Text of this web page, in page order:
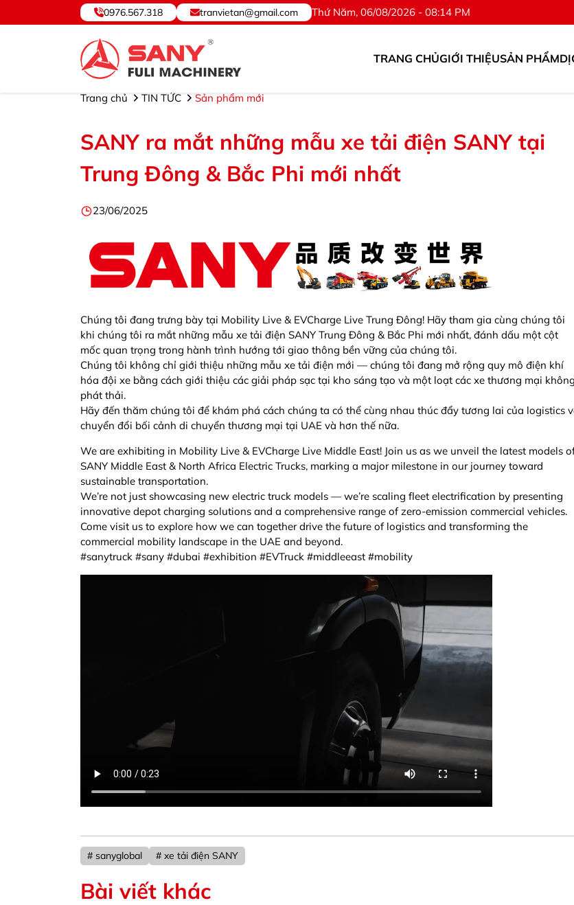
SANY VIỆT NAM ® - Cung cấp, Bảo hành Thiết bị và Phụ tùng. ©Hotline: 0976.567.318
0976.567.318 tranvietan@gmail.com Thứ Năm, 06/08/2026 - 08:14 PM
TRANG CHỦGIỚI THIỆUSẢN PHẨM
Trang chủ TIN TỨC Sản phẩm mới
SANY ra mắt những mẫu xe tải điện SANY tại
Trung Đông & Bắc Phi mới nhất
23/06/2025
Chúng tôi đang trưng bày tại Mobility Live & EVCharge Live Trung Đông! Hãy tham gia cùng chúng tôi
khi chúng tôi ra mắt những mẫu xe tải điện SANY Trung Đông & Bắc Phi mới nhất, đánh dấu một cột
mốc quan trọng trong hành trình hướng tới giao thông bền vững của chúng tôi.
Chúng tôi không chỉ giới thiệu những mẫu xe tải điện mới — chúng tôi đang mở rộng quy mô điện khí
hóa đội xe bằng cách giới thiệu các giải pháp sạc tại kho sáng tạo và một loạt các xe thương mại không
phát thải.
Hãy đến thăm chúng tôi để khám phá cách chúng ta có thể cùng nhau thúc đẩy tương lai của logistics
chuyển đổi bối cảnh di chuyển thương mại tại UAE và hơn thế nữa.
We are exhibiting in Mobility Live & EVCharge Live Middle East! Join us as we unveil the latest models
SANY Middle East & North Africa Electric Trucks, marking a major milestone in our journey toward
sustainable transportation.
We’re not just showcasing new electric truck models — we’re scaling fleet electrification by presenting
innovative depot charging solutions and a comprehensive range of zero-emission commercial vehicles.
Come visit us to explore how we can together drive the future of logistics and transforming the
commercial mobility landscape in the UAE and beyond.
#sanytruck #sany #dubai #exhibition #EVTruck #middleeast #mobility
# sanyglobal # xe tải điện SANY
Bài viết khác